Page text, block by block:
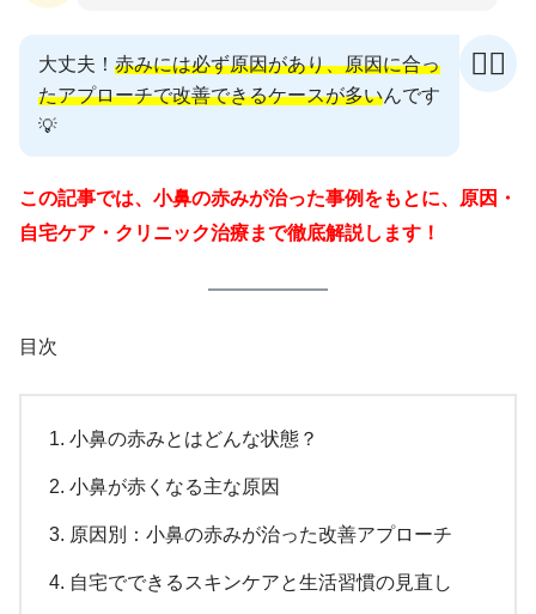
👩‍⚕️
大丈夫！ 赤みには必ず原因があり、原因に合っ
たアプローチで改善できるケースが多いんです
💡
この記事では、小鼻の赤みが治った事例をもとに、原因・
自宅ケア・クリニック治療まで徹底解説します！
目次
小鼻の赤みとはどんな状態？
小鼻が赤くなる主な原因
原因別：小鼻の赤みが治った改善アプローチ
自宅でできるスキンケアと生活習慣の見直し